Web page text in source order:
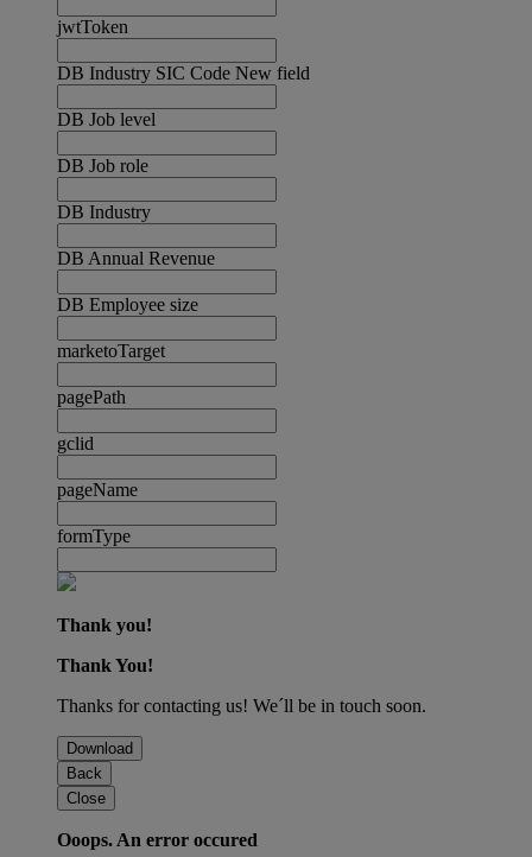
jwtToken
DB Industry SIC Code New field
DB Job level
DB Job role
DB Industry
DB Annual Revenue
DB Employee size
marketoTarget
pagePath
gclid
pageName
formType
Thank you!
Thank You!
Thanks for contacting us! We´ll be in touch soon.
Download
Back
Close
Ooops. An error occured